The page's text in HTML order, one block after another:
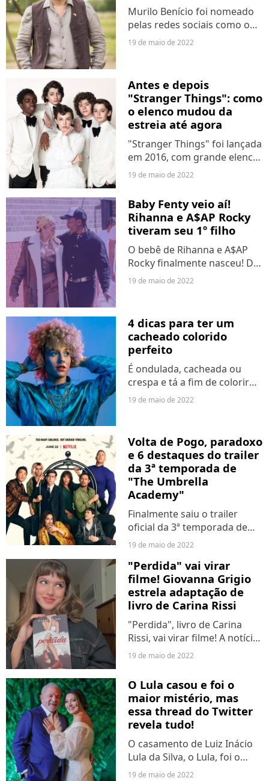
pronunciamento,...
Murilo Benício foi nomeado
pelas redes sociais como o
"rei do Vale a Pena Ver de
Globo. Depois de "Ti Ti Ti" e
viver gêmeos em "O...
19 de maio de 2022
Antes e depois
"Stranger Things": como
o elenco mudou da
estreia até agora
"Stranger Things" foi lançada
em 2016, com grande elenco
infantil. Após 6 anos,
da 4ª temporada e, sem
dúvida, todes atores e atrizes
cresceram muito. Millie...
19 de maio de 2022
Baby Fenty veio aí!
Rihanna e A$AP Rocky
tiveram seu 1º filho
O bebê de Rihanna e A$AP
Rocky finalmente nasceu! De
acordo com matéria do TMZ,
filho na última sexta-feira
(13). Ainda segundo...
19 de maio de 2022
4 dicas para ter um
cacheado colorido
perfeito
É ondulada, cacheada ou
crespa e tá a fim de colorir
seus cabelos? Fica por aqui
uma transformação, é
preciso redobrar os
cuidados...
19 de maio de 2022
Volta de Pogo, paradoxo
e 6 destaques do trailer
da 3ª temporada de
"The Umbrella
Academy"
Finalmente saiu o trailer
oficial da 3ª temporada de
"The Umbrella Academy". A
chocantes a respeito do novo
ano da série. Isso inclui o
retorno de Pogo,...
19 de maio de 2022
"Perdida" vai virar
filme! Giovanna Grigio
estrela adaptação de
livro de Carina Rissi
"Perdida", livro de Carina
Rissi, vai virar filme! A notícia
veio da própria autora nesta
do elenco, que conta com
Giovanna Grigio e Bruno
Montaleone....
19 de maio de 2022
O Lula casou e foi o
maior mistério, mas
essa thread do Twitter
revela tudo!
O casamento de Luiz Inácio
Lula da Silva, o Lula, foi o
maior mistério! Na noite da
19 de maio de 2022